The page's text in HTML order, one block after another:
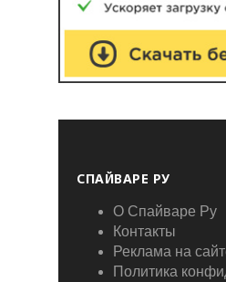
СПАЙВАРЕ РУ
О Спайваре Ру
Контакты
Реклама на
Политика